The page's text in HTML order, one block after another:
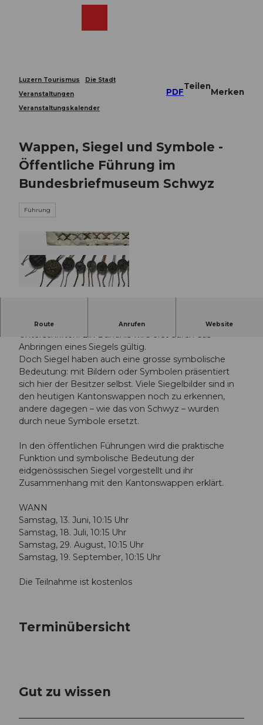
Luzern Tourismus
Die Stadt
Veranstaltungen
Veranstaltungskalender
PDF
Teilen
Merken
Wappen, Siegel und Symbole -
Öffentliche Führung im
Bundesbriefmuseum Schwyz
Führung
Route Anrufen Website
Siegel entsprechen im Mittelalter den heutigen
Unterschriften. Ein Bündnis wird erst durch das
Anbringen eines Siegels gültig.
Doch Siegel haben auch eine grosse symbolische
Bedeutung: mit Bildern oder Symbolen präsentiert
sich hier der Besitzer selbst. Viele Siegelbilder sind in
den heutigen Kantonswappen noch zu erkennen,
andere dagegen – wie das von Schwyz – wurden
durch neue Symbole ersetzt.
In den öffentlichen Führungen wird die praktische
Funktion und symbolische Bedeutung der
eidgenössischen Siegel vorgestellt und ihr
Zusammenhang mit den Kantonswappen erklärt.
WANN
Samstag, 13. Juni, 10:15 Uhr
Samstag, 18. Juli, 10:15 Uhr
Samstag, 29. August, 10:15 Uhr
Samstag, 19. September, 10:15 Uhr
Die Teilnahme ist kostenlos
Terminübersicht
Gut zu wissen